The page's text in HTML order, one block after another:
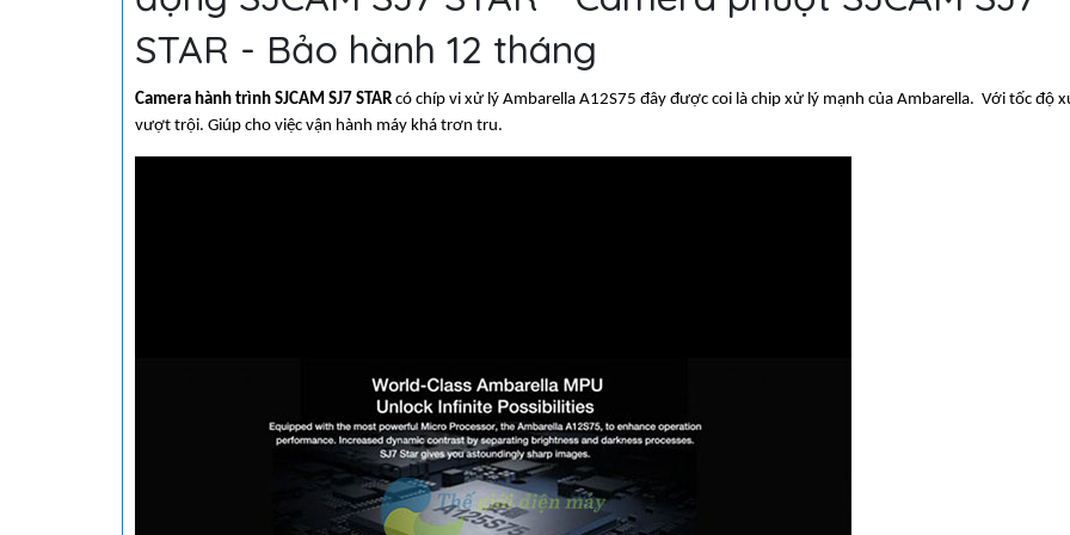
STAR - Bảo hành 12 tháng
Camera hành trình SJCAM SJ7 STAR có chíp vi xử lý Ambarella A12S75 đây được coi là chip xử lý mạnh của Ambarella. Với tốc độ
vượt trội. Giúp cho việc vận hành máy khá trơn tru.